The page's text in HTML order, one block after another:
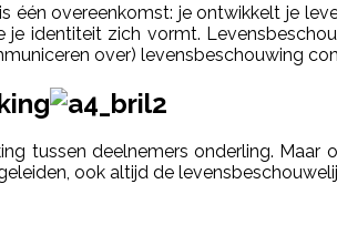
overeenkomst: je ontwikkelt je
identiteit zich vormt.
over) levensbeschouwing
tussen deelnemers onderling.
ook altijd de